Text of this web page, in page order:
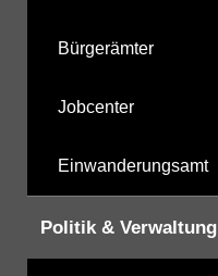
Bürgerämter
Jobcenter
Einwanderungsamt
Politik & Verwaltung